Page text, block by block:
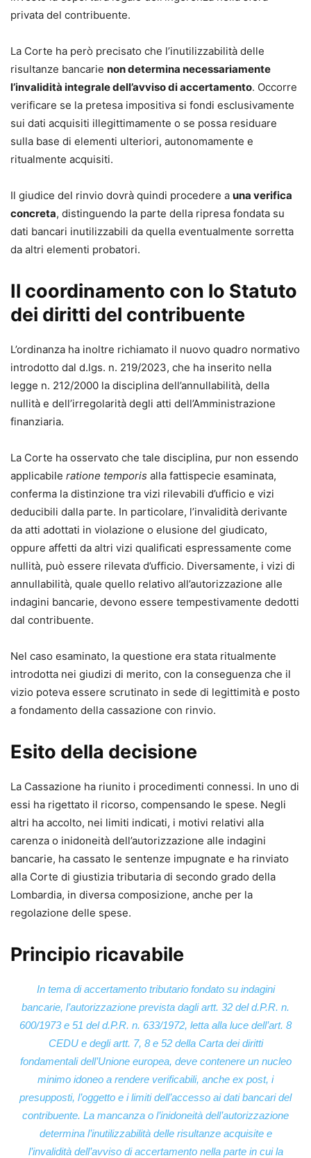
privata del contribuente.
La Corte ha però precisato che l’inutilizzabilità delle
risultanze bancarie non determina necessariamente
l’invalidità integrale dell’avviso di accertamento. Occorre
verificare se la pretesa impositiva si fondi esclusivamente
sui dati acquisiti illegittimamente o se possa residuare
sulla base di elementi ulteriori, autonomamente e
ritualmente acquisiti.
Il giudice del rinvio dovrà quindi procedere a una verifica
concreta, distinguendo la parte della ripresa fondata su
dati bancari inutilizzabili da quella eventualmente sorretta
da altri elementi probatori.
Il coordinamento con lo Statuto
dei diritti del contribuente
L’ordinanza ha inoltre richiamato il nuovo quadro normativo
introdotto dal d.lgs. n. 219/2023, che ha inserito nella
legge n. 212/2000 la disciplina dell’annullabilità, della
nullità e dell’irregolarità degli atti dell’Amministrazione
finanziaria.
La Corte ha osservato che tale disciplina, pur non essendo
applicabile ratione temporis alla fattispecie esaminata,
conferma la distinzione tra vizi rilevabili d’ufficio e vizi
deducibili dalla parte. In particolare, l’invalidità derivante
da atti adottati in violazione o elusione del giudicato,
oppure affetti da altri vizi qualificati espressamente come
nullità, può essere rilevata d’ufficio. Diversamente, i vizi di
annullabilità, quale quello relativo all’autorizzazione alle
indagini bancarie, devono essere tempestivamente dedotti
dal contribuente.
Nel caso esaminato, la questione era stata ritualmente
introdotta nei giudizi di merito, con la conseguenza che il
vizio poteva essere scrutinato in sede di legittimità e posto
a fondamento della cassazione con rinvio.
Esito della decisione
La Cassazione ha riunito i procedimenti connessi. In uno di
essi ha rigettato il ricorso, compensando le spese. Negli
altri ha accolto, nei limiti indicati, i motivi relativi alla
carenza o inidoneità dell’autorizzazione alle indagini
bancarie, ha cassato le sentenze impugnate e ha rinviato
alla Corte di giustizia tributaria di secondo grado della
Lombardia, in diversa composizione, anche per la
regolazione delle spese.
Principio ricavabile
In tema di accertamento tributario fondato su indagini
bancarie, l’autorizzazione prevista dagli artt. 32 del d.P.R. n.
600/1973 e 51 del d.P.R. n. 633/1972, letta alla luce dell’art. 8
CEDU e degli artt. 7, 8 e 52 della Carta dei diritti
fondamentali dell’Unione europea, deve contenere un nucleo
minimo idoneo a rendere verificabili, anche ex post, i
presupposti, l’oggetto e i limiti dell’accesso ai dati bancari del
contribuente. La mancanza o l’inidoneità dell’autorizzazione
determina l’inutilizzabilità delle risultanze acquisite e
l’invalidità dell’avviso di accertamento nella parte in cui la